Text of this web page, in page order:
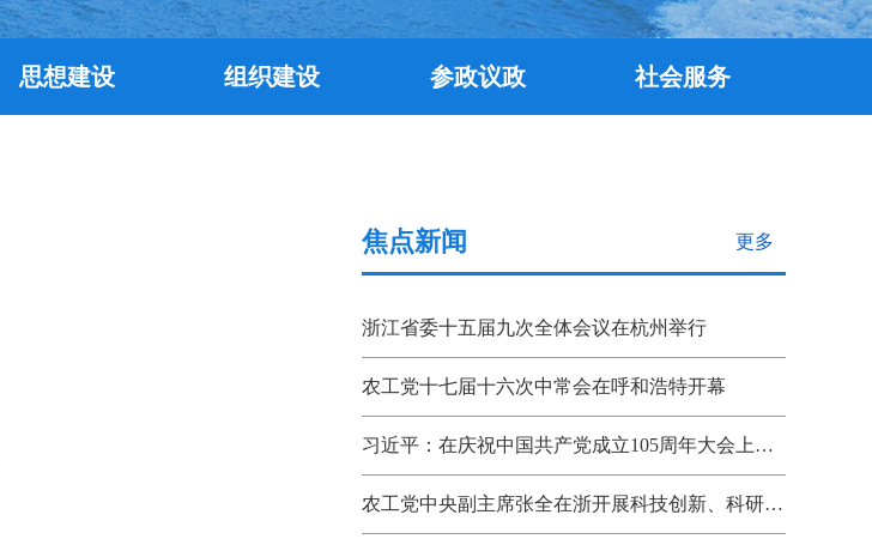
思想建设 组织建设 参政议政 社会服务
更多
焦点新闻
浙江省委十五届九次全体会议在杭州举行
农工党十七届十六次中常会在呼和浩特开幕
习近平：在庆祝中国共产党成立105周年大会上的讲话
农工党中央副主席张全在浙开展科技创新、科研成果转化机制调研